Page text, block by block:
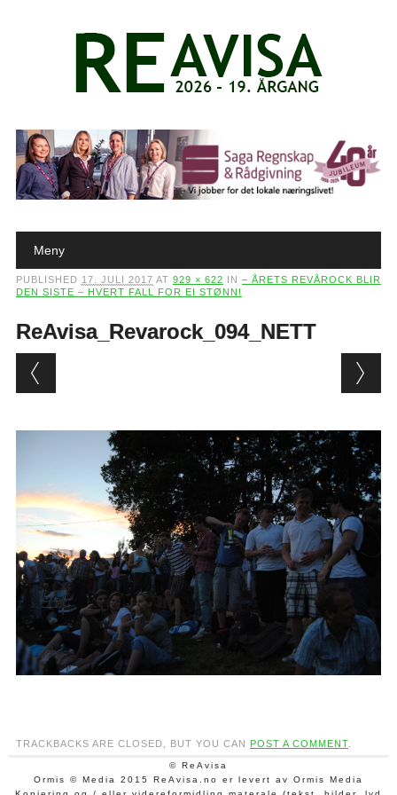
Main menu
Meny
PUBLISHED 17. JULI 2017 AT 929 × 622 IN – ÅRETS REVÅROCK BLIR
DEN SISTE – HVERT FALL FOR EI STØNN!
ReAvisa_Revarock_094_NETT
TRACKBACKS ARE CLOSED, BUT YOU CAN POST A COMMENT.
© ReAvisa
Ormis © Media 2015 ReAvisa.no er levert av Ormis Media